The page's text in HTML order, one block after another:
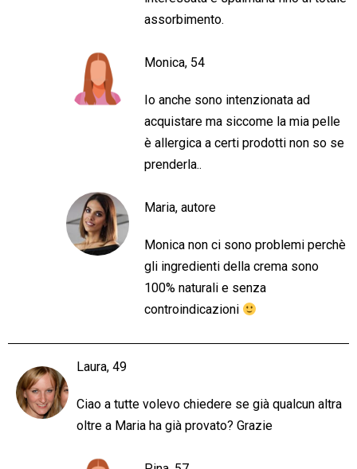
assorbimento.
Monica, 54
Io anche sono intenzionata ad
acquistare ma siccome la mia pelle
è allergica a certi prodotti non so se
prenderla..
Maria, autore
Monica non ci sono problemi perchè
gli ingredienti della crema sono
100% naturali e senza
controindicazioni
Laura, 49
Ciao a tutte volevo chiedere se già qualcun altra
oltre a Maria ha già provato? Grazie